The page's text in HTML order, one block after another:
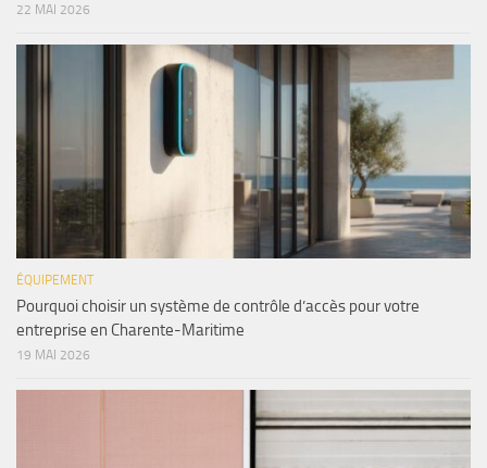
22 MAI 2026
ÉQUIPEMENT
Pourquoi choisir un système de contrôle d’accès pour votre
entreprise en Charente-Maritime
19 MAI 2026